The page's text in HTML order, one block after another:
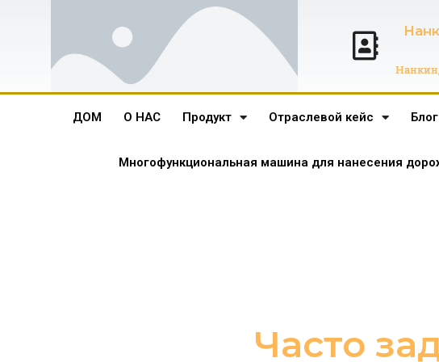
ДОМ О НАС Продукт Отраслевой кейс Блог
Многофункциональная машина для нанесения
Часто